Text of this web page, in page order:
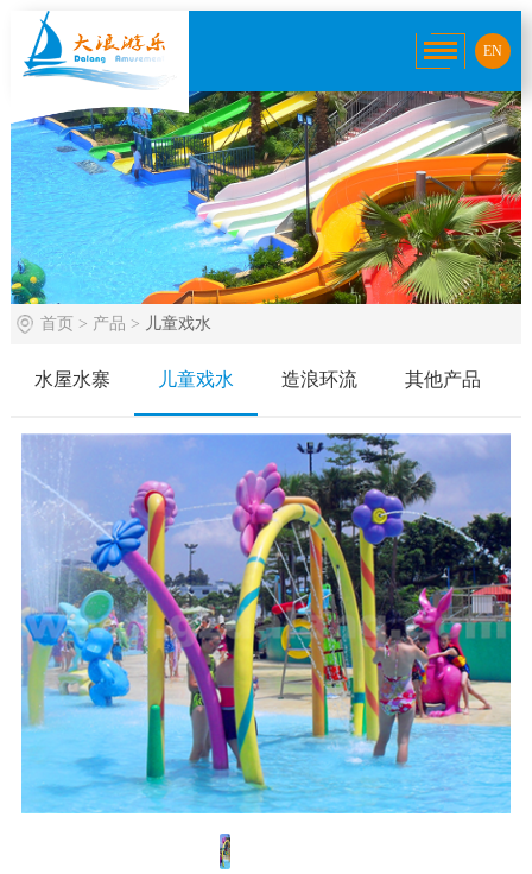
EN
首页 > 产品 > 儿童戏水
水屋水寨 儿童戏水 造浪环流 其他产品